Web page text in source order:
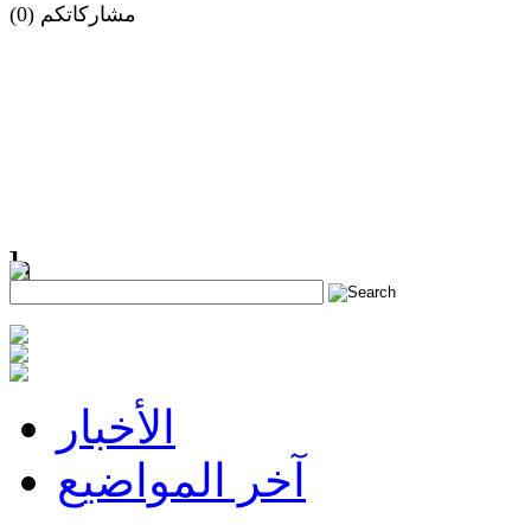
مشاركاتكم (0)
h
الأخبار
آخر المواضيع